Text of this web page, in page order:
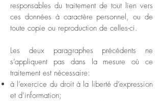
responsables du traitement de tout lien vers
ces données à caractère personnel, ou de
toute copie ou reproduction de celles-ci.
Les deux paragraphes précédents ne
s’appliquent pas dans la mesure où ce
traitement est nécessaire:
à l’exercice du droit à la liberté d’expression
et d’information;